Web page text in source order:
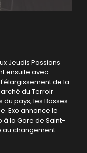
Jeudis Passions
ensuite avec
de la
du Terroir
du pays, les Basses-
Exo annonce le
la Gare de Saint-
au changement